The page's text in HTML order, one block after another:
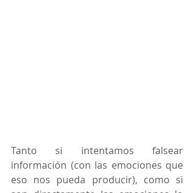
Tanto si intentamos falsear
información (con las emociones que
eso nos pueda producir), como si